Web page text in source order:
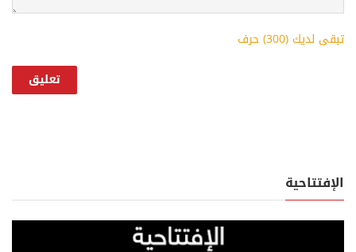
تبقى لديك (300) حرف
الإفتتاحية